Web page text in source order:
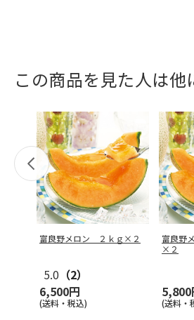
この商品を見た人は他
富良野メロン ２ｋｇ×２
5.0 （2）
6,500円
(送料・税込)
富良野
×２
5,800
(送料・